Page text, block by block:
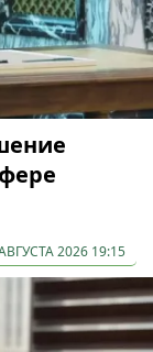
2026 19:15